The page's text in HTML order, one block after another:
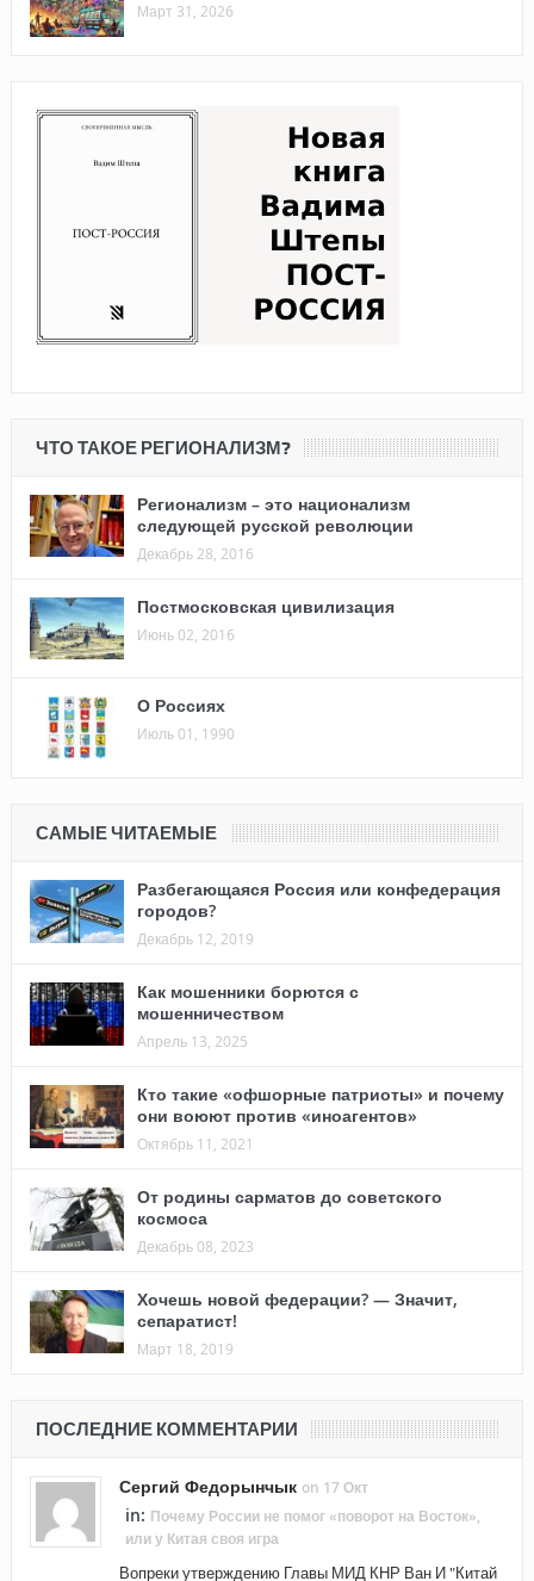
Март 31, 2026
ЧТО ТАКОЕ РЕГИОНАЛИЗМ?
Регионализм – это национализм
следующей русской революции
Декабрь 28, 2016
Постмосковская цивилизация
Июнь 02, 2016
О Россиях
Июль 01, 1990
САМЫЕ ЧИТАЕМЫЕ
Разбегающаяся Россия или конфедерация
городов?
Декабрь 12, 2019
Как мошенники борются с
мошенничеством
Апрель 13, 2025
Кто такие «офшорные патриоты» и почему
они воюют против «иноагентов»
Октябрь 11, 2021
От родины сарматов до советского
космоса
Декабрь 08, 2023
Хочешь новой федерации? — Значит,
сепаратист!
Март 18, 2019
ПОСЛЕДНИЕ КОММЕНТАРИИ
Сергий Федорынчык on 17 Окт
in: Почему России не помог «поворот на Восток»,
или у Китая своя игра
Вопреки утверждению Главы МИД КНР Ван И "Китай